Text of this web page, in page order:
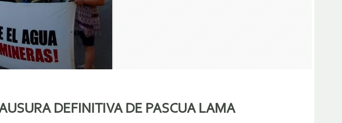
DEFINITIVA DE PASCUA LAMA